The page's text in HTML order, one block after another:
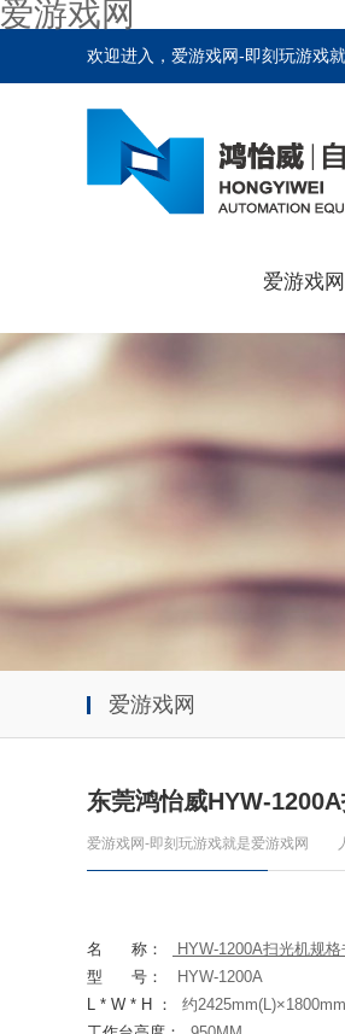
爱游戏网
欢迎进入，爱游戏网-即刻玩游戏
爱游戏网
爱游戏网
东莞鸿怡威HYW-
爱游戏网-即刻玩游戏就是爱游戏网
名
称： HYW-1200A扫光机规格
型
号：
HYW-1200A
L * W * H
： 约2425mm(L)×